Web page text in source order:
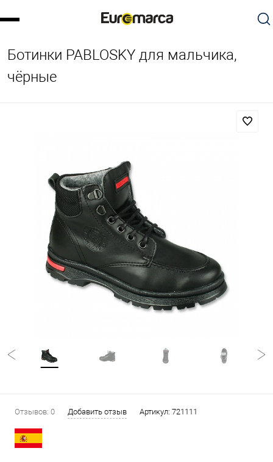
Ботинки PABLOSKY для мальчика,
чёрные
Отзывов: 0 Добавить отзыв Артикул: 721111